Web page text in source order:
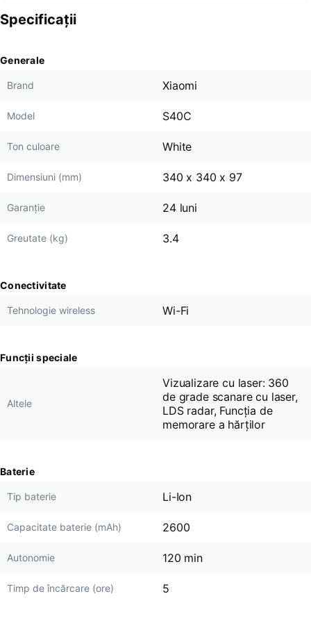
Specificații
Generale
Brand Xiaomi
Model S40C
Ton culoare White
Dimensiuni (mm) 340 x 340 x 97
Garanție 24 luni
Greutate (kg) 3.4
Conectivitate
Tehnologie wireless Wi-Fi
Funcții speciale
Altele
Vizualizare cu laser: 360
de grade scanare cu laser,
LDS radar, Funcția de
memorare a hărților
Baterie
Tip baterie Li-Ion
Capacitate baterie (mAh) 2600
Autonomie 120 min
Timp de încărcare (ore) 5